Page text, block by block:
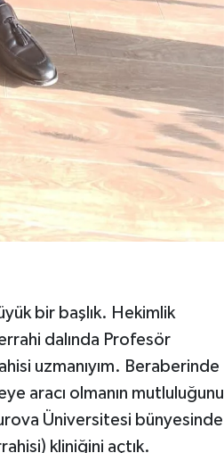
bir başlık. Hekimlik
dalında Profesör
uzmanıyım. Beraberinde
aracı olmanın mutluluğunu
Üniversitesi bünyesinde
kliniğini açtık.